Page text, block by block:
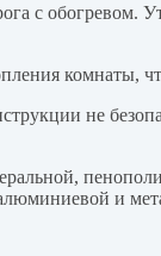
с обогревом.
комнаты,
не
и